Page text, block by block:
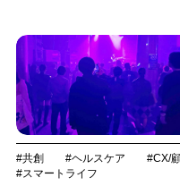
#共創 #ヘルスケア #CX/
#スマートライフ